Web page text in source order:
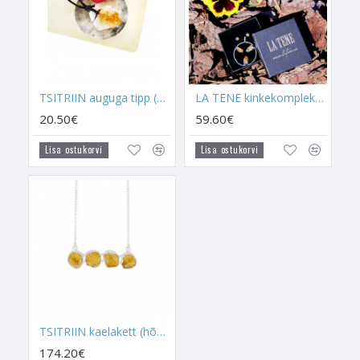
aitavad Tsitriinil ennast luua on täiesti tavaline ja see ei muuda
selle kristalli toimet nõrgemaks, vaid just võimsamaks. Seega,
kui oled kuulnud kusagilt seda, et Tsitriin ei ole Tsitriin, siis see
ei ole ikka päri tõsi. Kõik kristallid loovad end teistest
kristallidest ja seda mõjutavad maapõues olevad
temperatuurid, on olemas ka palju teisi kristalle, mida saab
tule ja õige temperatuuriga ise esile kutsuda.
Tsitriin on minu üks lemmikutest külluse kristallidest, mida ma
soovitan igalühel enda kodus ja enda heaolu jaoks kasutada.
Seda kõike ka sellepärast, et Tsitriinil on oskus inimese Auras
ja keskkonnas väga kiirelt mõjuma hakata. Tsitriin on selline
kristall, mida võib ka täiesti kristallide maailmas algaja
kasutada. Kõik kristallid, mis on moodustunud Kvartsist,
hakkavad väga kiirelt tööle.
probleemidel Aurast välja minna. Tsitriin on väga kasulik
hirmudega võitlemisel, kuna see vaigistab hirmu ennem, kui
TSITRIIN auguga tipp (paelaga)
20.50€
Lisa ostukorvi
LA TENE kinkekomplekt "ÜLIM RIKKUS ja TÖÖEDU"
59.60€
Lisa ostukorvi
TSITRIIN kaelakett (hõbe)
174.20€